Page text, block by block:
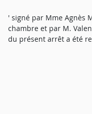
' signé par Mme Agnès
chambre et par M.
du présent arrêt a été